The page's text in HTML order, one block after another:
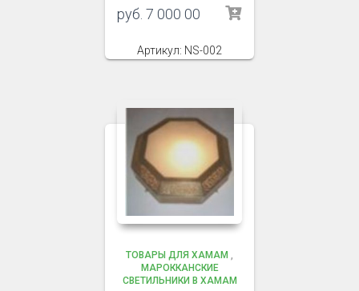
руб. 7 000 00
Артикул: NS-002
ТОВАРЫ ДЛЯ ХАМАМ
МАРОККАНСКИЕ
СВЕТИЛЬНИКИ В ХАМАМ